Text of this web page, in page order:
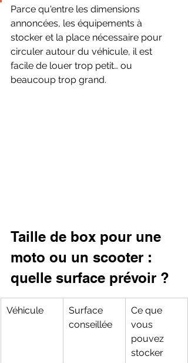
Parce qu'entre les dimensions
annoncées, les équipements à
stocker et la place nécessaire pour
circuler autour du véhicule, il est
facile de louer trop petit… ou
beaucoup trop grand.
Taille de box pour une
moto ou un scooter :
quelle surface prévoir ?
Véhicule
Surface
conseillée
Ce que
vous
pouvez
stocker